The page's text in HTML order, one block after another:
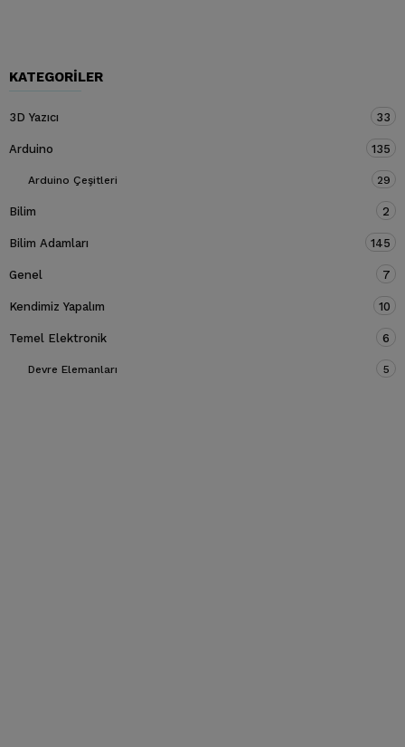
KATEGORILER
3D Yazıcı 33
Arduino 135
Arduino Çeşitleri 29
Bilim 2
Bilim Adamları 145
Genel 7
Kendimiz Yapalım 10
Temel Elektronik 6
Devre Elemanları 5